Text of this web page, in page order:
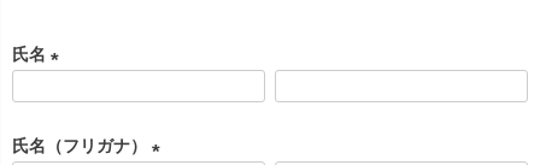
氏名
須
氏名（フリガナ）